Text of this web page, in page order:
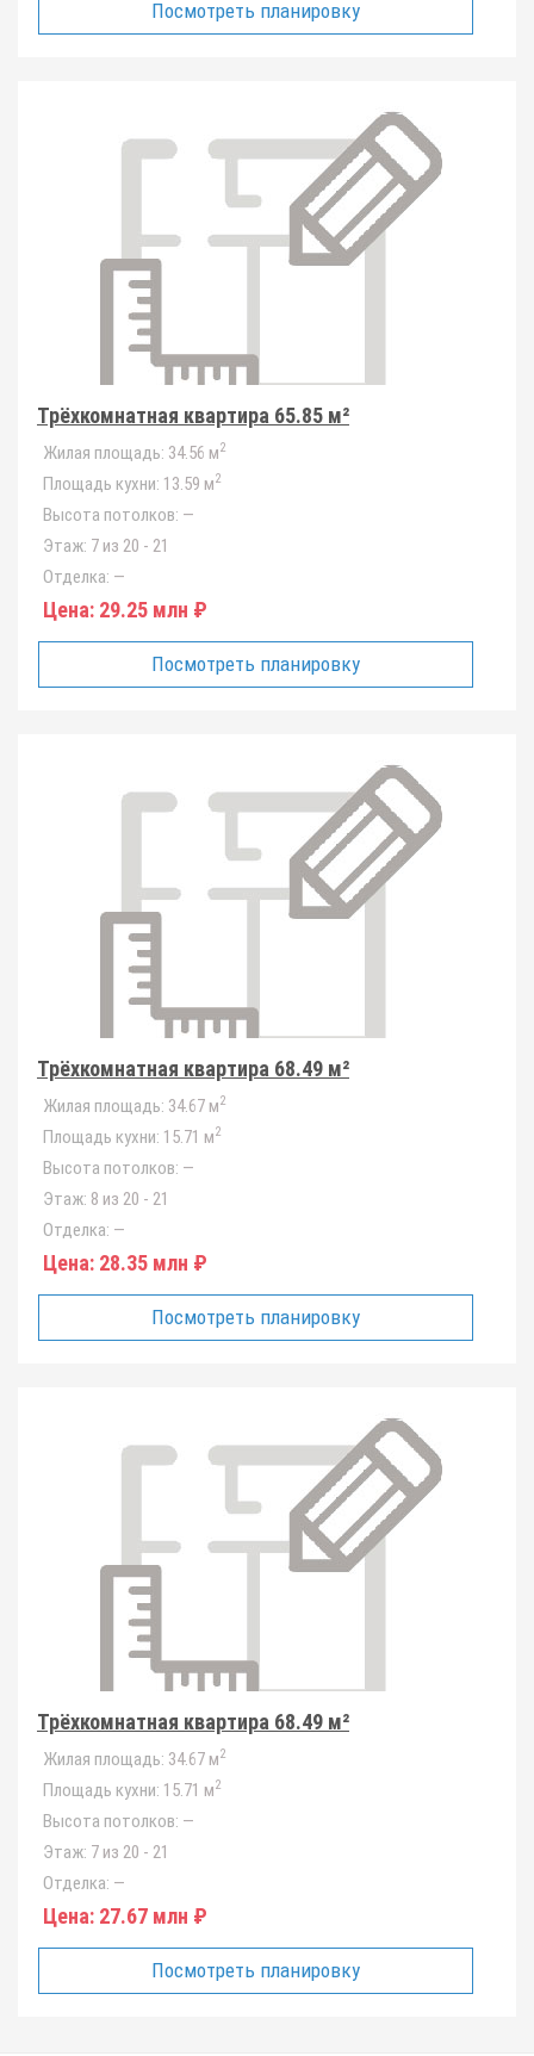
Посмотреть планировку
Трёхкомнатная квартира 65.85 м²
Жилая площадь: 34.56 м2
Площадь кухни: 13.59 м2
Высота потолков: —
Этаж: 7 из 20 - 21
Отделка: —
Цена: 29.25 млн ₽
Посмотреть планировку
Трёхкомнатная квартира 68.49 м²
Жилая площадь: 34.67 м2
Площадь кухни: 15.71 м2
Высота потолков: —
Этаж: 8 из 20 - 21
Отделка: —
Цена: 28.35 млн ₽
Посмотреть планировку
Трёхкомнатная квартира 68.49 м²
Жилая площадь: 34.67 м2
Площадь кухни: 15.71 м2
Высота потолков: —
Этаж: 7 из 20 - 21
Отделка: —
Цена: 27.67 млн ₽
Посмотреть планировку